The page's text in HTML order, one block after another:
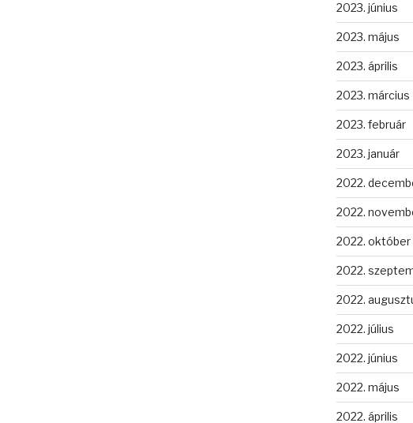
2023. június
2023. május
2023. április
2023. március
2023. február
2023. január
2022.
2022.
2022. október
2022.
2022.
2022. július
2022. június
2022. május
2022. április